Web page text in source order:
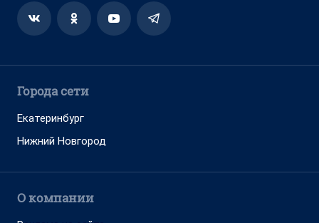
Города сети
Екатеринбург
Нижний Новгород
О компании